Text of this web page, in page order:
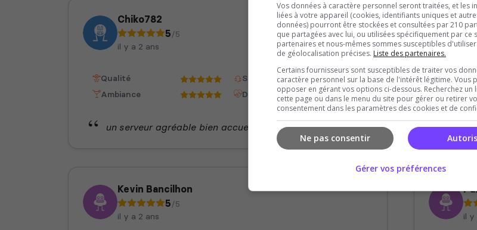
Chiko782
5/5
il y a 2 ans
Qualité
Staff du serveur
Ambiance
Disponibilité
un serveur agréable bien accueilli je conseille
il y
Qualité
très
Kevin Bancilhon
5/5
il y a 2 ans
il y
Vos données à caractère personnel seront traitées, et les
liées à votre appareil (cookies, identifiants uniques et
données) pourront être stockées et consultées par 210
que partagées avec lui, ou utilisées spécifiquement par ce
partenaires et nous-mêmes sommes susceptibles
de géolocalisation précises. Liste des partenaires.
Certains fournisseurs sont susceptibles de traiter vos
caractère personnel sur la base de l'intérêt légitime. Vous
opposer en gérant vos options ci-dessous. Recherchez un
cette page ou dans le menu du site pour gérer ou retirer
consentement dans les paramètres des cookies et de
Ne pas consentir
Gérer vos préférences